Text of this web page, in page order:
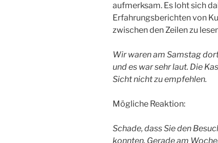
aufmerksam. Es loht sich
Erfahrungsberichten von
zwischen den Zeilen zu
Wir waren am Samstag
und es war sehr laut. Die
Sicht nicht zu empfehlen.
Mögliche Reaktion:
Schade, dass Sie den
konnten. Gerade am